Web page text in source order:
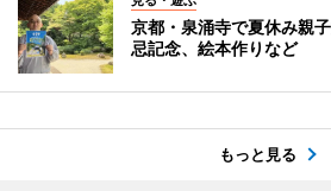
京都・泉涌寺で夏休み親
忌記念、絵本作りなど
もっと見る